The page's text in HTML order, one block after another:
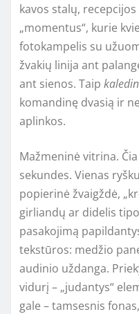
kavos stalų,
„momentus“, kurie
fotokampelis su
žvakių linija ant
ant sienos. Taip
komandinę dvasią ir
aplinkos.
Mažmeninė vitrina.
sekundes. Vienas
popierinė žvaigždė,
girliandų ar didelis
pasakojimą
tekstūros: medžio
audinio uždanga.
vidurį – „judantys“
gale – tamsesnis